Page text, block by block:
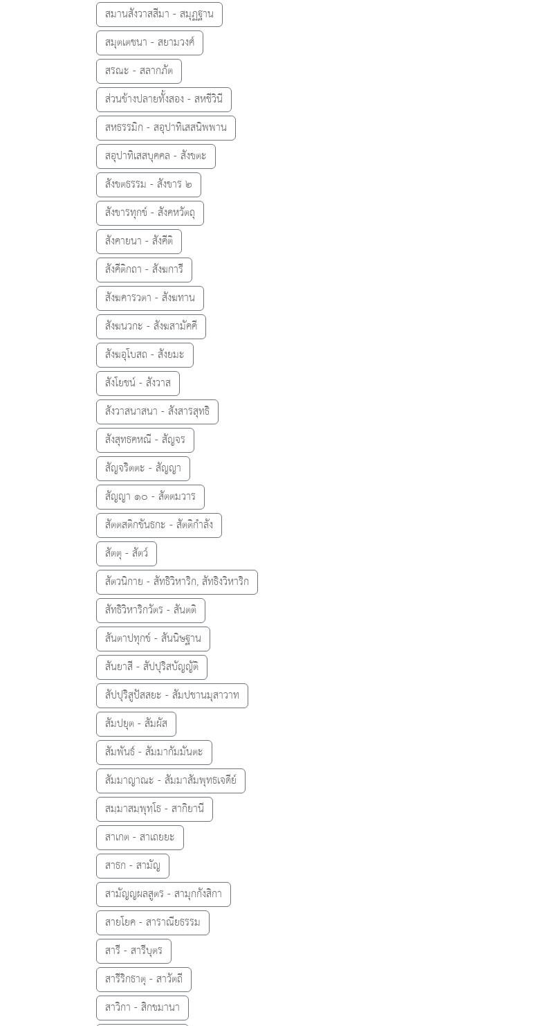
สมานสังวาสสีมา - สมุฏฐาน
สมุตเตชนา - สยามวงศ์
สรณะ - สลากภัต
ส่วนข้างปลายทั้งสอง - สหชีวินี
สหธรรมิก - สอุปาทิเสสนิพพาน
สอุปาทิเสสบุคคล - สังขตะ
สังขตธรรม - สังขาร ๒
สังขารทุกข์ - สังคหวัตถุ
สังคายนา - สังคีติ
สังคีติกถา - สังฆการี
สังฆคารวตา - สังฆทาน
สังฆนวกะ - สังฆสามัคคี
สังฆอุโบสถ - สังยมะ
สังโยชน์ - สังวาส
สังวาสนาสนา - สังสารสุทธิ
สังสุทธคหณี - สัญจร
สัญจริตตะ - สัญญา
สัญญา ๑๐ - สัตตมวาร
สัตตสติกขันธกะ - สัตติกำลัง
สัตตุ - สัตว์
สัตวนิกาย - สัทธิวิหาริก, สัทธิงวิหาริก
สัทธิวิหาริกวัตร - สันตติ
สันตาปทุกข์ - สันนิษฐาน
สันยาสี - สัปปุริสบัญญัติ
สัปปุริสูปัสสยะ - สัมปชานมุสาวาท
สัมปยุต - สัมผัส
สัมพันธ์ - สัมมากัมมันตะ
สัมมาญาณะ - สัมมาสัมพุทธเจดีย์
สมฺมาสมฺพุทฺโธ - สากิยานี
สาเกต - สาเถยยะ
สาธก - สามัญ
สามัญญผลสูตร - สามุกกังสิกา
สายโยค - สาราณียธรรม
สารี - สารีบุตร
สารีริกธาตุ - สาวัตถี
สาวิกา - สิกขมานา